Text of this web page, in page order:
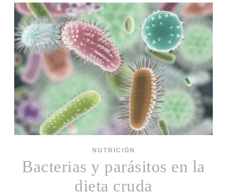
NUTRICIÓN
Bacterias y parásitos en la
dieta cruda